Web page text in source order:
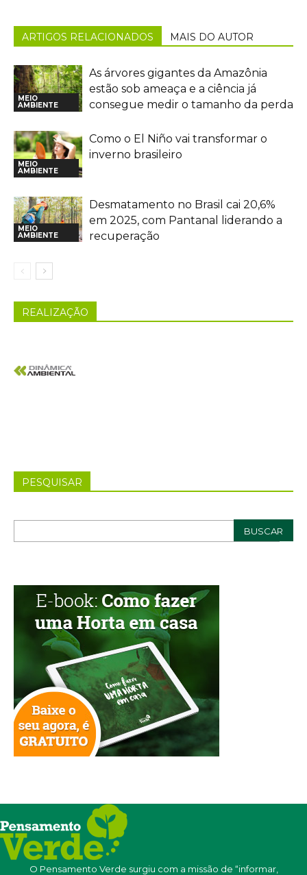
ARTIGOS RELACIONADOS MAIS DO AUTOR
MEIO
AMBIENTE
As árvores gigantes da Amazônia
estão sob ameaça e a ciência já
consegue medir o tamanho da perda
MEIO
AMBIENTE
Como o El Niño vai transformar o
inverno brasileiro
MEIO
AMBIENTE
Desmatamento no Brasil cai 20,6%
em 2025, com Pantanal liderando a
recuperação
REALIZAÇÃO
PESQUISAR
O Pensamento Verde surgiu com a missão de “informar,